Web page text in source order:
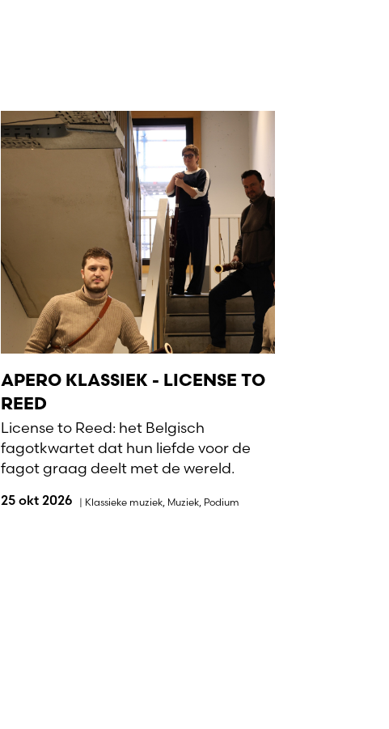
APERO KLASSIEK - LICENSE TO
REED
License to Reed: het Belgisch
fagotkwartet dat hun liefde voor de
fagot graag deelt met de wereld.
25 okt 2026 | Klassieke muziek, Muziek, Podium